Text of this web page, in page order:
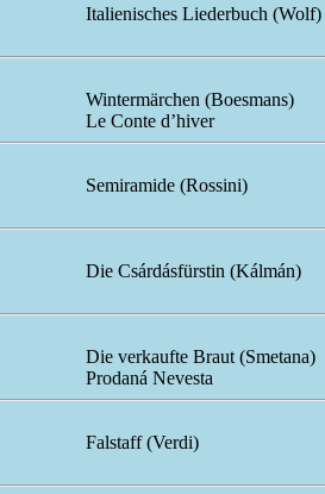
Italienisches Liederbuch (Wolf)
Wintermärchen (Boesmans)
Le Conte d’hiver
Semiramide (Rossini)
Die Csárdásfürstin (Kálmán)
Die verkaufte Braut (Smetana)
Prodaná Nevesta
Falstaff (Verdi)